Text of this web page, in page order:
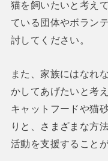
猫を飼いたいと考え
ている団体やボラン
討してください。
また、家族にはなれ
かしてあげたいと考
キャットフードや猫
りと、さまざまな方
活動を支援すること